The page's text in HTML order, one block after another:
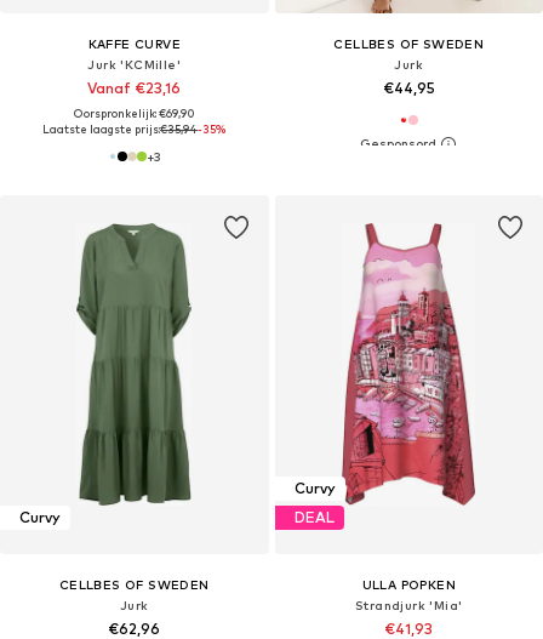
KAFFE CURVE
Jurk 'KCMille'
Vanaf €23,16
Oorspronkelijk: €69,90
Laatste laagste prijs:€35,94-35%
+3
CELLBES OF SWEDEN
Jurk
€44,95
Curvy
CELLBES OF SWEDEN
Jurk
€62,96
Curvy
DEAL
ULLA POPKEN
Strandjurk 'Mia'
€41,93